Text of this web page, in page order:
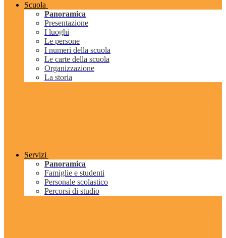
Scuola
Panoramica
Presentazione
I luoghi
Le persone
I numeri della scuola
Le carte della scuola
Organizzazione
La storia
Servizi
Panoramica
Famiglie e studenti
Personale scolastico
Percorsi di studio